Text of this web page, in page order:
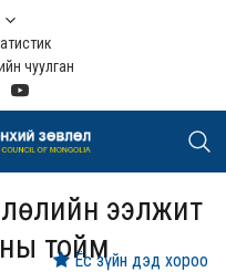
чуулган
ээлжит
тойм
Ёс зүйн дэд хороо